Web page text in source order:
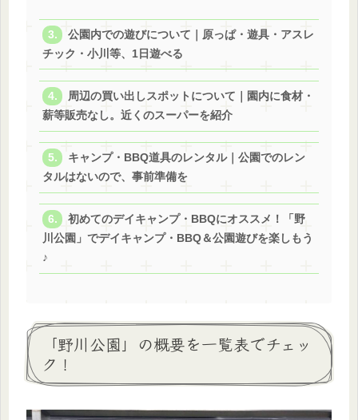
公園内での遊びについて｜原っぱ・遊具・アスレ
チック・小川等、1日遊べる
周辺の買い出しスポットについて｜園内に食材・
薪等販売なし。近くのスーパーを紹介
キャンプ・BBQ道具のレンタル｜公園でのレン
タルはないので、事前準備を
初めてのデイキャンプ・BBQにオススメ！「野
川公園」でデイキャンプ・BBQ＆公園遊びを楽しもう
♪
「野川公園」の概要を一覧表でチェッ
ク！